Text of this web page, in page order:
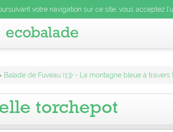
poursuivant votre navigation sur ce site, vous
votre navigation sur ce site, vous acceptez
navigation sur ce site, vous acceptez
Balade de Fuveau (13) - La montagne bleue à travers
torchepot